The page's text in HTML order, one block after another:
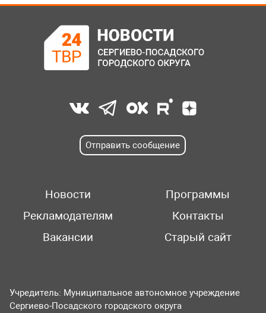
Отправить сообщение
Новости
Программы
Рекламодателям
Контакты
Вакансии
Старый сайт
Учредитель: Муниципальное автономное учреждение
Сергиево-Посадского городского округа